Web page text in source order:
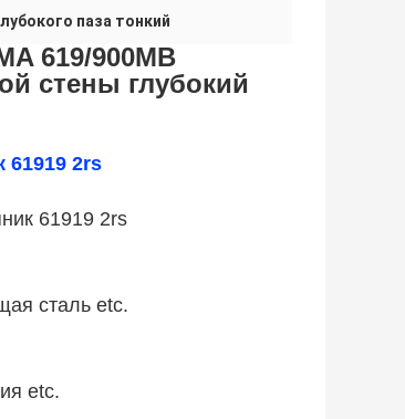
паза тонкий
619/900MB
стены глубокий
61919 2rs
61919 2rs
сталь etc.
etc.